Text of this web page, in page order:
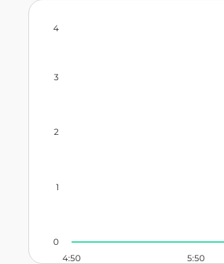
4:50 5:50
0
1
2
3
4